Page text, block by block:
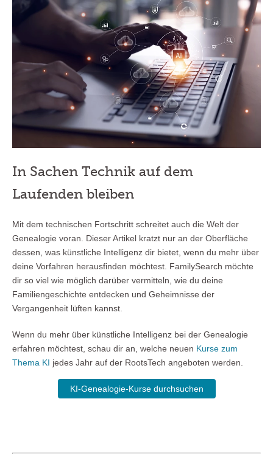
In Sachen Technik auf dem
Laufenden bleiben
Mit dem technischen Fortschritt schreitet auch die Welt der
Genealogie voran. Dieser Artikel kratzt nur an der Oberfläche
dessen, was künstliche Intelligenz dir bietet, wenn du mehr über
deine Vorfahren herausfinden möchtest. FamilySearch möchte
dir so viel wie möglich darüber vermitteln, wie du deine
Familiengeschichte entdecken und Geheimnisse der
Vergangenheit lüften kannst.
Wenn du mehr über künstliche Intelligenz bei der Genealogie
erfahren möchtest, schau dir an, welche neuen Kurse zum
Thema KI jedes Jahr auf der RootsTech angeboten werden.
KI-Genealogie-Kurse durchsuchen